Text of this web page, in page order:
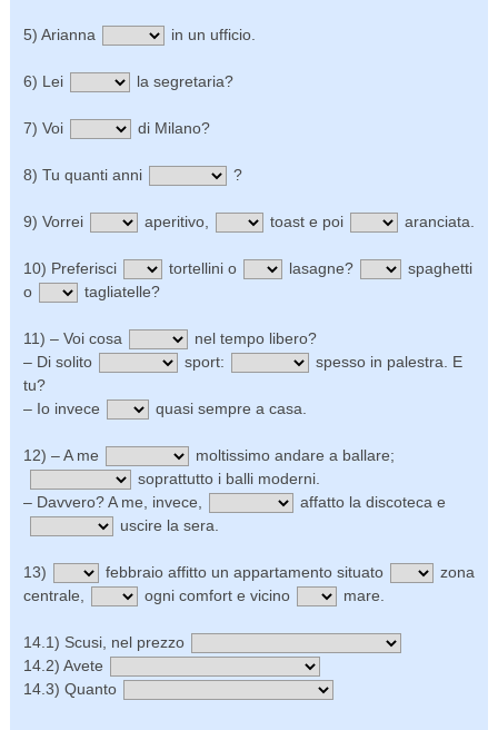
5) Arianna in un ufficio.
6) Lei la segretaria?
7) Voi di Milano?
8) Tu quanti anni ?
9) Vorrei aperitivo, toast e poi aranciata.
10) Preferisci tortellini o lasagne?
spaghetti
o
tagliatelle?
11) – Voi cosa
nel tempo libero?
– Di solito
sport:
spesso in palestra. E
tu?
– Io invece
quasi sempre a casa.
12) – A me
moltissimo andare a ballare;
soprattutto i balli moderni.
– Davvero? A me, invece,
affatto la discoteca e
uscire la sera.
13) febbraio affitto un appartamento situato
zona
centrale,
ogni comfort e vicino mare.
14.1) Scusi, nel prezzo
14.2) Avete
14.3) Quanto